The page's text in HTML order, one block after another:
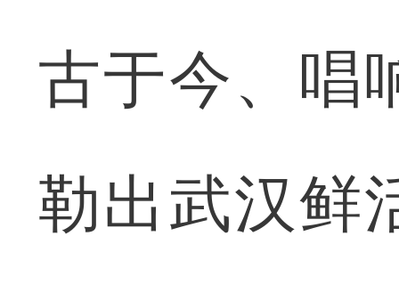
古于今、唱
勒出武汉鲜